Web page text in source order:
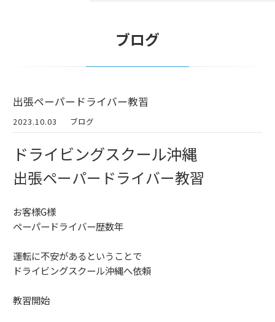
ブログ
出張ペーパードライバー教習
2023.10.03 ブログ
ドライビングスクール沖縄
出張ペーパードライバー教習
お客様G様
ペーパードライバー歴数年
運転に不安があるということで
ドライビングスクール沖縄へ依頼
教習開始